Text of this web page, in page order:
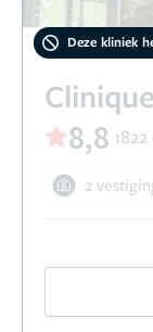
Deze kliniek
8,8
2